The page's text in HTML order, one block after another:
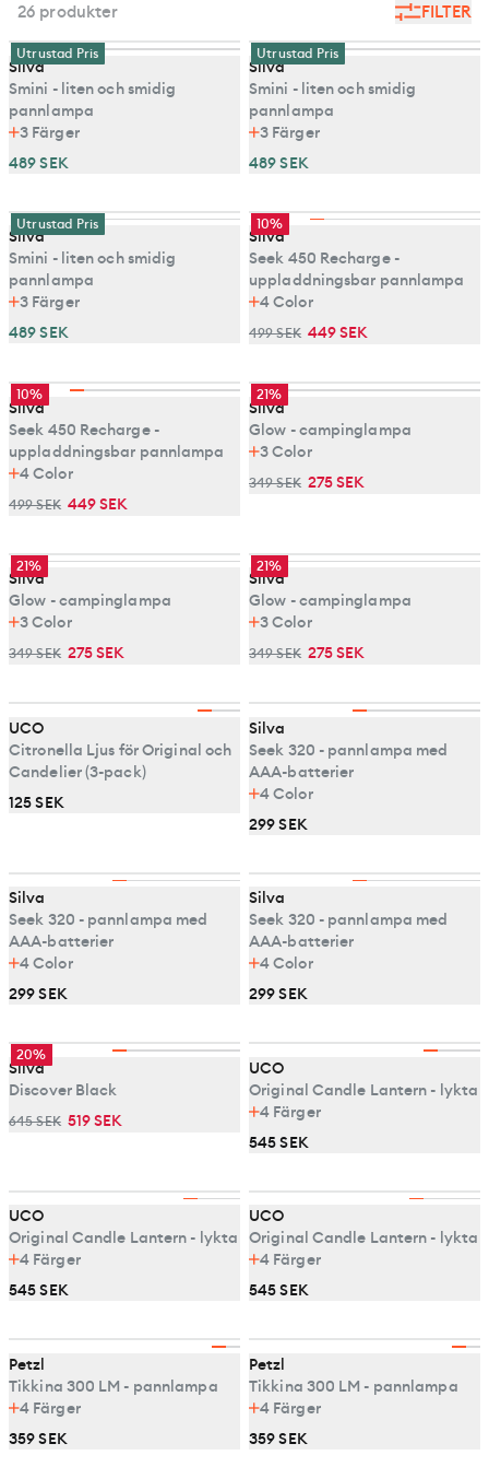
FILTER
26 produkter
Utrustad Pris
Silva
Smini - liten och smidig
pannlampa
3 Färger
489 SEK
Utrustad Pris
Silva
Smini - liten och smidig
pannlampa
3 Färger
489 SEK
Utrustad Pris
Silva
Smini - liten och smidig
pannlampa
3 Färger
489 SEK
10%
Silva
Seek 450 Recharge -
uppladdningsbar pannlampa
4Color
499 SEK 449 SEK
10%
Silva
Seek 450 Recharge -
uppladdningsbar pannlampa
4Color
499 SEK 449 SEK
21%
Silva
Glow - campinglampa
3Color
349 SEK 275 SEK
21%
Silva
Glow - campinglampa
3Color
349 SEK 275 SEK
21%
Silva
Glow - campinglampa
3Color
349 SEK 275 SEK
UCO
Citronella Ljus för Original och
Candelier (3-pack)
125 SEK
Silva
Seek 320 - pannlampa med
AAA-batterier
4Color
299 SEK
Silva
Seek 320 - pannlampa med
AAA-batterier
4Color
299 SEK
Silva
Seek 320 - pannlampa med
AAA-batterier
4Color
299 SEK
20%
Silva
Discover Black
645 SEK 519 SEK
UCO
Original Candle Lantern - lykta
4 Färger
545 SEK
UCO
Original Candle Lantern - lykta
4 Färger
545 SEK
UCO
Original Candle Lantern - lykta
4 Färger
545 SEK
Petzl
Tikkina 300 LM - pannlampa
4 Färger
359 SEK
Petzl
Tikkina 300 LM - pannlampa
4 Färger
359 SEK